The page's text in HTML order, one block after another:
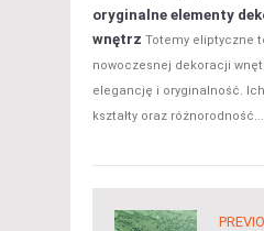
oryginalne elementy
wnętrz Totemy eliptyczne
nowoczesnej dekoracji
elegancję i oryginalność. Ich
kształty oraz różnorodność...